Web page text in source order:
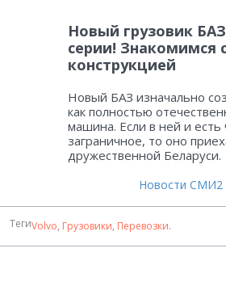
Новый грузовик
серии! Знакомимся
конструкцией
Новый БАЗ изначально
как полностью
машина. Если в ней и есть
заграничное, то оно
дружественной Беларуси.
Новости СМИ2
ТегиVolvo, Грузовики, Перевозки.